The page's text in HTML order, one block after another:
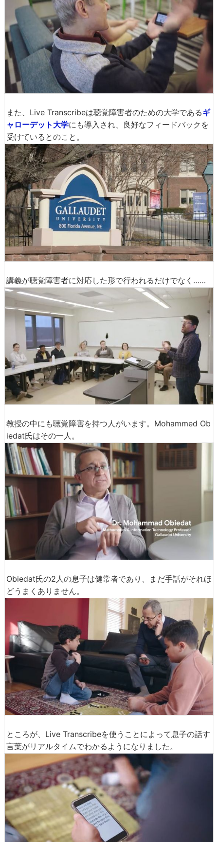
また、Live Transcribeは聴覚障害者のための大学であるギ
ャローデット大学にも導入され、良好なフィードバックを
受けているとのこと。
講義が聴覚障害者に対応した形で行われるだけでなく……
教授の中にも聴覚障害を持つ人がいます。Mohammed Ob
iedat氏はその一人。
Obiedat氏の2人の息子は健常者であり、まだ手話がそれほ
どうまくありません。
ところが、Live Transcribeを使うことによって息子の話す
言葉がリアルタイムでわかるようになりました。